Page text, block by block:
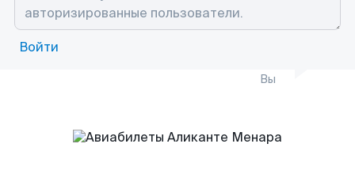
Войти
Вы